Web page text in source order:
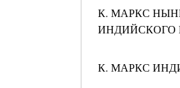
К. МАРКС
ИНДИЙСКОГО
К. МАРКС